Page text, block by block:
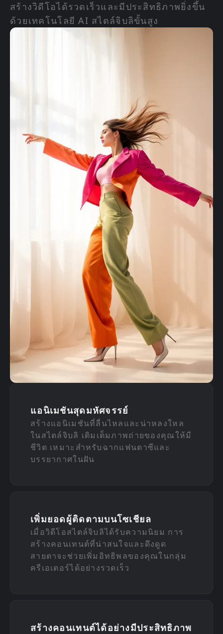
สร้างวิดีโอได้รวดเร็วและมีประสิทธิภาพยิ่งขึ้น
ด้วยเทคโนโลยี AI สไตล์จิบลิขั้นสูง
แอนิเมชันสุดมหัศจรรย์
สร้างแอนิเมชันที่ลื่นไหลและน่าหลงใหล
ในสไตล์จิบลิ เติมเต็มภาพถ่ายของคุณให้มี
ชีวิต เหมาะสำหรับฉากแฟนตาซีและ
บรรยากาศในฝัน
เพิ่มยอดผู้ติดตามบนโซเชียล
เมื่อวิดีโอสไตล์จิบลิได้รับความนิยม การ
สร้างคอนเทนต์ที่น่าสนใจและดึงดูด
สายตาจะช่วยเพิ่มอิทธิพลของคุณในกลุ่ม
ครีเอเตอร์ได้อย่างรวดเร็ว
สร้างคอนเทนต์ได้อย่างมีประสิทธิภาพ